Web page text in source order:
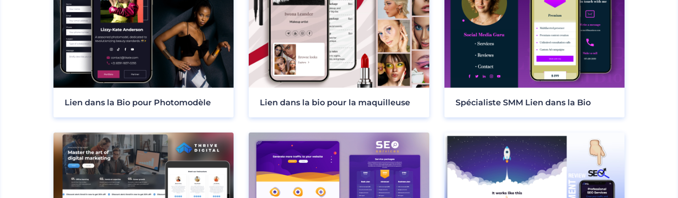
Lien dans la Bio pour Photomodèle Lien dans la bio pour la maquilleuse Spécialiste SMM Lien dans la Bio